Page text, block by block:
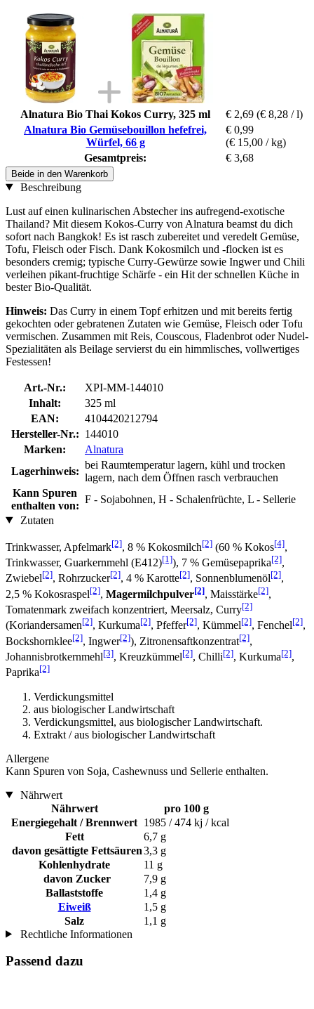
Alnatura Bio Thai Kokos Curry, 325 ml € 2,69 (€ 8,28 / l)
Alnatura Bio Gemüsebouillon hefefrei,
Würfel, 66 g
€ 0,99
(€ 15,00 / kg)
Gesamtpreis:
€ 3,68
Beide in den Warenkorb
Beschreibung
Lust auf einen kulinarischen Abstecher ins aufregend-exotische
Thailand? Mit diesem Kokos-Curry von Alnatura beamst du dich
sofort nach Bangkok! Es ist rasch zubereitet und veredelt Gemüse,
Tofu, Fleisch oder Fisch. Dank Kokosmilch und -flocken ist es
besonders cremig; typische Curry-Gewürze sowie Ingwer und Chili
verleihen pikant-fruchtige Schärfe - ein Hit der schnellen Küche in
bester Bio-Qualität.
Hinweis: Das Curry in einem Topf erhitzen und mit bereits fertig
gekochten oder gebratenen Zutaten wie Gemüse, Fleisch oder Tofu
vermischen. Zusammen mit Reis, Couscous, Fladenbrot oder Nudel-
Spezialitäten als Beilage servierst du ein himmlisches, vollwertiges
Festessen!
Art.-Nr.:
XPI-MM-144010
Inhalt:
325 ml
EAN:
4104420212794
Hersteller-Nr.: 144010
Marken:
Alnatura
Lagerhinweis:
bei Raumtemperatur lagern, kühl und trocken
lagern, nach dem Öffnen rasch verbrauchen
Kann Spuren
enthalten von:
F - Sojabohnen, H - Schalenfrüchte, L - Sellerie
Zutaten
Trinkwasser, Apfelmark[2], 8 % Kokosmilch[2] (60 % Kokos[4],
Trinkwasser, Guarkernmehl (E412)[1]), 7 % Gemüsepaprika[2],
Zwiebel[2], Rohrzucker[2], 4 % Karotte[2], Sonnenblumenöl[2],
2,5 % Kokosraspel[2], Magermilchpulver[2], Maisstärke[2],
Tomatenmark zweifach konzentriert, Meersalz, Curry[2]
(Koriandersamen[2], Kurkuma[2], Pfeffer[2], Kümmel[2], Fenchel[2],
Bockshornklee[2], Ingwer[2]), Zitronensaftkonzentrat[2],
Johannisbrotkernmehl[3], Kreuzkümmel[2], Chilli[2], Kurkuma[2],
Paprika[2]
Verdickungsmittel
aus biologischer Landwirtschaft
Verdickungsmittel, aus biologischer Landwirtschaft.
Extrakt / aus biologischer Landwirtschaft
Allergene
Kann Spuren von Soja, Cashewnuss und Sellerie enthalten.
Nährwert
Nährwert
pro 100 g
Energiegehalt / Brennwert 1985 / 474 kj / kcal
Fett
6,7 g
davon gesättigte Fettsäuren3,3 g
Kohlenhydrate
11 g
davon Zucker
7,9 g
Ballaststoffe
1,4 g
Eiweiß
1,5 g
Salz
1,1 g
Rechtliche Informationen
Passend dazu